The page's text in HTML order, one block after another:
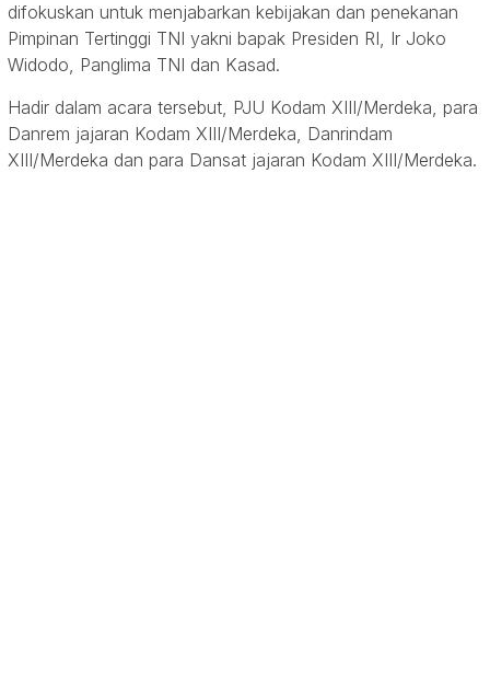
difokuskan untuk menjabarkan kebijakan dan penekanan
Pimpinan Tertinggi TNI yakni bapak Presiden RI, Ir Joko
Widodo, Panglima TNI dan Kasad.
Hadir dalam acara tersebut, PJU Kodam XIII/Merdeka, para
Danrem jajaran Kodam XIII/Merdeka, Danrindam
XIII/Merdeka dan para Dansat jajaran Kodam XIII/Merdeka.